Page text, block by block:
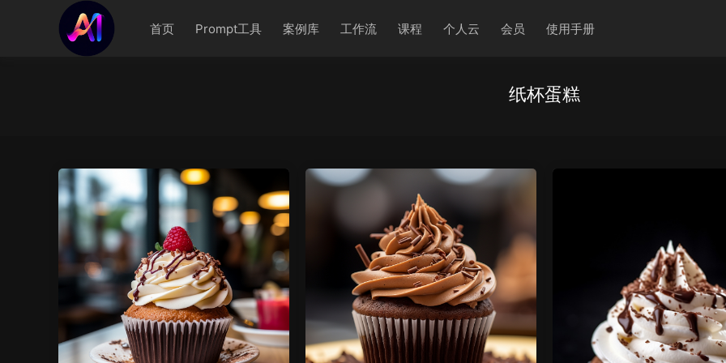
首页 Prompt工具 案例库 工作流 课程 个人云 会员 使用手册
纸杯蛋糕